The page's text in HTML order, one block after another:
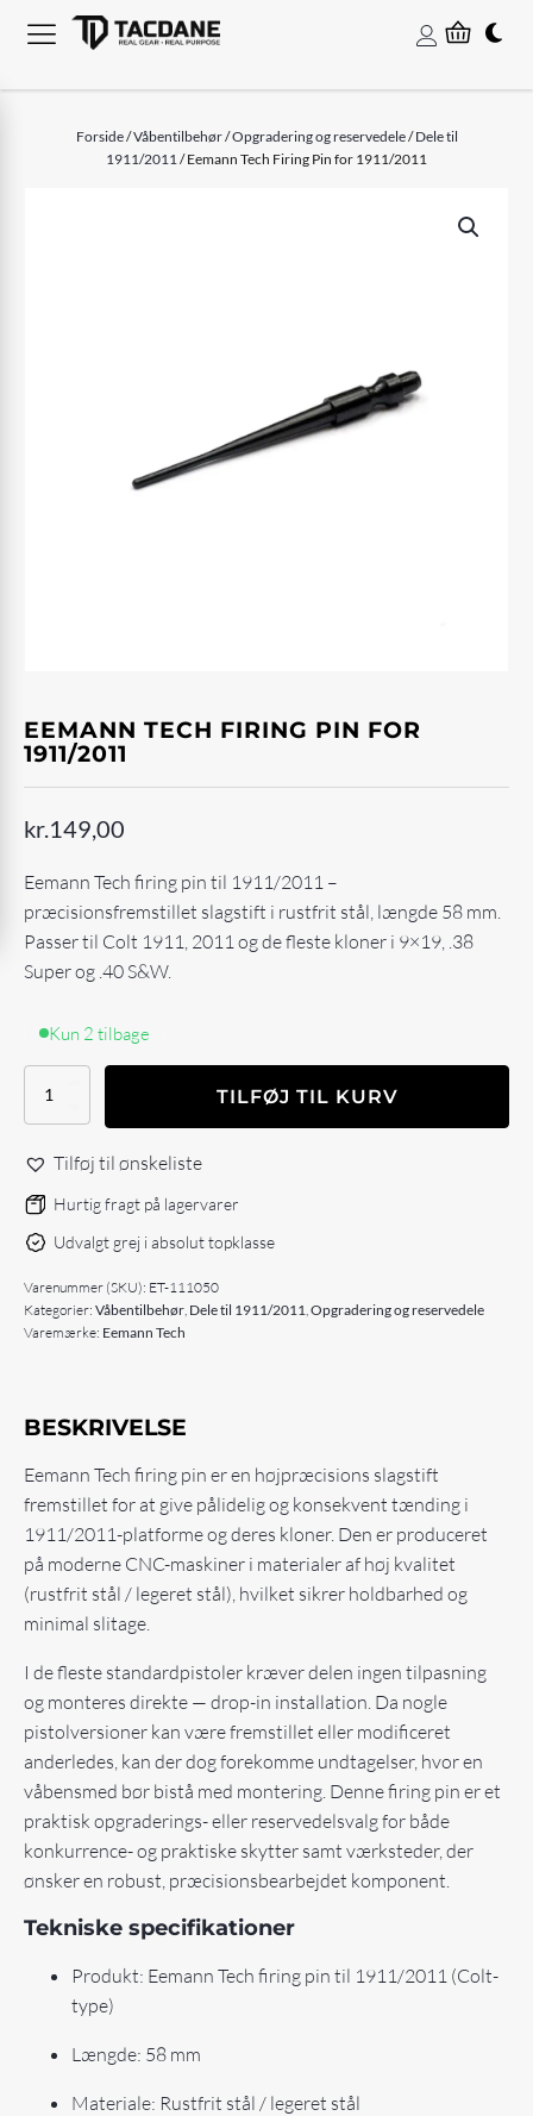
Forside/Våbentilbehør/Opgradering og reservedele/Dele til
1911/2011/ Eemann Tech Firing Pin for 1911/2011
EEMANN TECH FIRING PIN FOR
1911/2011
kr.149,00
Eemann Tech firing pin til 1911/2011 –
præcisionsfremstillet slagstift i rustfrit stål, længde 58 mm.
Passer til Colt 1911, 2011 og de fleste kloner i 9×19, .38
Super og .40 S&W.
Kun 2 tilbage
Eemann
Firing
Pin
for
1911/2011
antal
TILFØJ TIL KURV
Tilføj til ønskeliste
Hurtig fragt på lagervarer
Udvalgt grej i absolut topklasse
Varenummer (SKU): ET-111050
Kategorier: Våbentilbehør, Dele til 1911/2011,Opgradering og reservedele
Varemærke: Eemann Tech
BESKRIVELSE
Eemann Tech firing pin er en højpræcisions slagstift
fremstillet for at give pålidelig og konsekvent tænding i
1911/2011-platforme og deres kloner. Den er produceret
på moderne CNC-maskiner i materialer af høj kvalitet
(rustfrit stål / legeret stål), hvilket sikrer holdbarhed og
minimal slitage.
I de fleste standardpistoler kræver delen ingen tilpasning
og monteres direkte — drop-in installation. Da nogle
pistolversioner kan være fremstillet eller modificeret
anderledes, kan der dog forekomme undtagelser, hvor en
våbensmed bør bistå med montering. Denne firing pin er et
praktisk opgraderings- eller reservedelsvalg for både
konkurrence- og praktiske skytter samt værksteder, der
ønsker en robust, præcisionsbearbejdet komponent.
Tekniske specifikationer
Produkt: Eemann Tech firing pin til 1911/2011 (Colt-
type)
Længde: 58 mm
Materiale: Rustfrit stål / legeret stål